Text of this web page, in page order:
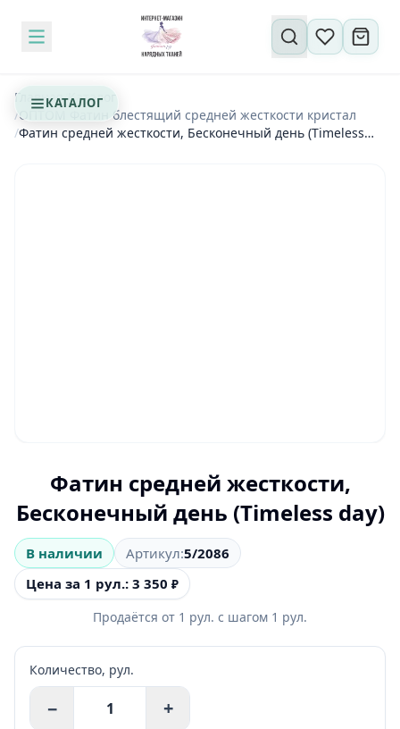
КАТАЛОГ
Поиск по сайту
Главная/Каталог
/ОПТОМ Фатин блестящий средней жесткости кристал
/Фатин средней жесткости, Бесконечный день (Timeless
Фатин средней жесткости,
Бесконечный день (Timeless day)
В наличии Артикул:5/2086
Цена за 1 рул.: 3 350 ₽
Продаётся от 1 рул. с шагом 1 рул.
Количество, рул.
− +